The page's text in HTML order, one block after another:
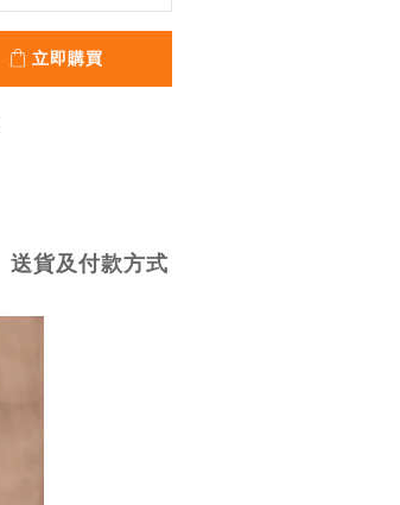
立即購買
送貨及付款方式